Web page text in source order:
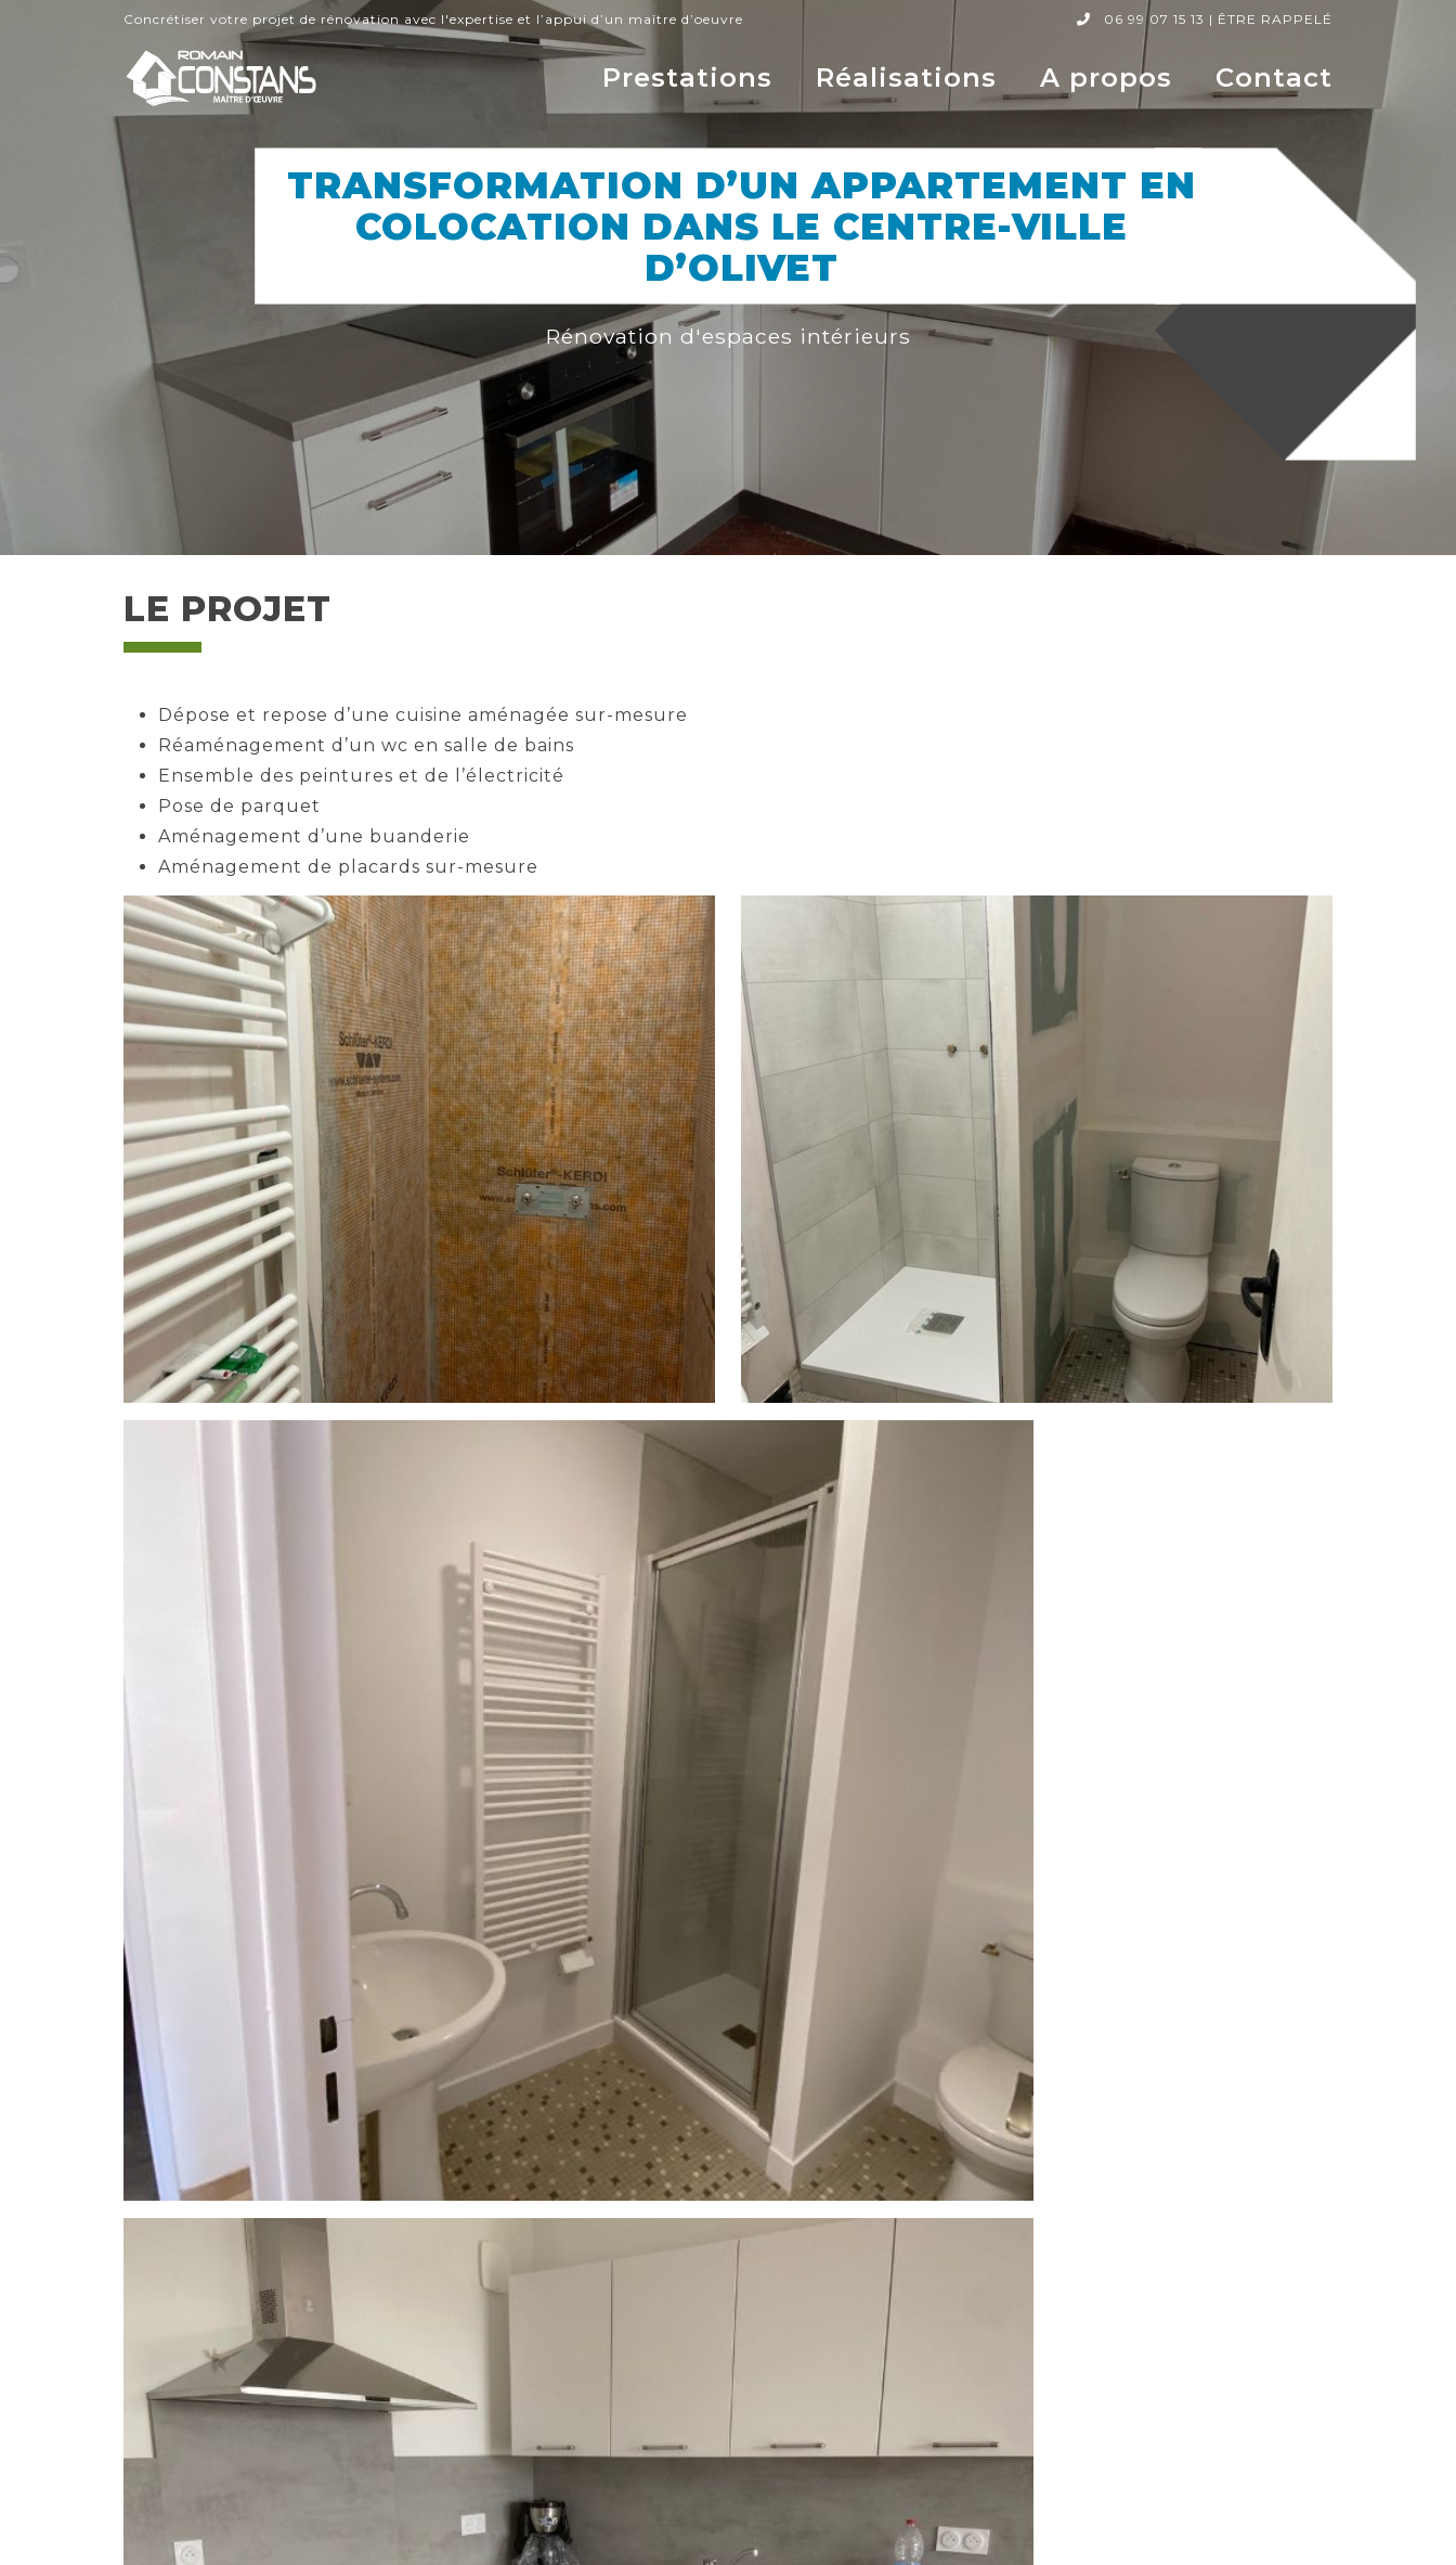
Concrétiser votre projet de rénovation avec l'expertise et l’appui d’un maître d’oeuvre 06 99 07 15 13 | ÊTRE RAPPELÉ
Prestations Réalisations A propos Contact
TRANSFORMATION D’UN APPARTEMENT EN
COLOCATION DANS LE CENTRE-VILLE
D’OLIVET
Rénovation d'espaces intérieurs
LE PROJET
Dépose et repose d’une cuisine aménagée sur-mesure
Réaménagement d’un wc en salle de bains
Ensemble des peintures et de l’électricité
Pose de parquet
Aménagement d’une buanderie
Aménagement de placards sur-mesure